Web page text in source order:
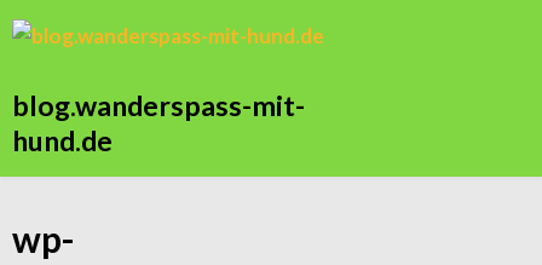
blog.wanderspass-mit-
hund.de
wp-